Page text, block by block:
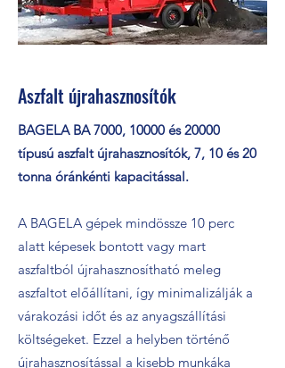
Aszfalt újrahasznosítók
BAGELA BA 7000, 10000 és 20000
típusú aszfalt újrahasznosítók, 7, 10 és 20
tonna óránkénti kapacitással.
A BAGELA gépek mindössze 10 perc
alatt képesek bontott vagy mart
aszfaltból újrahasznosítható meleg
aszfaltot előállítani, így minimalizálják a
várakozási időt és az anyagszállítási
költségeket. Ezzel a helyben történő
újrahasznosítással a kisebb munkáka